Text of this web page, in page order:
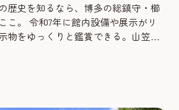
歴史を知るなら、博多の総鎮守・櫛
こ。 令和7年に館内設備や展示がリ
物をゆっくりと鑑賞できる。山笠図
山笠図屏風や、スケールたっぷりの
ラリ展示されている。 現代博多人形
笠は必見！博多の町割りを指導した